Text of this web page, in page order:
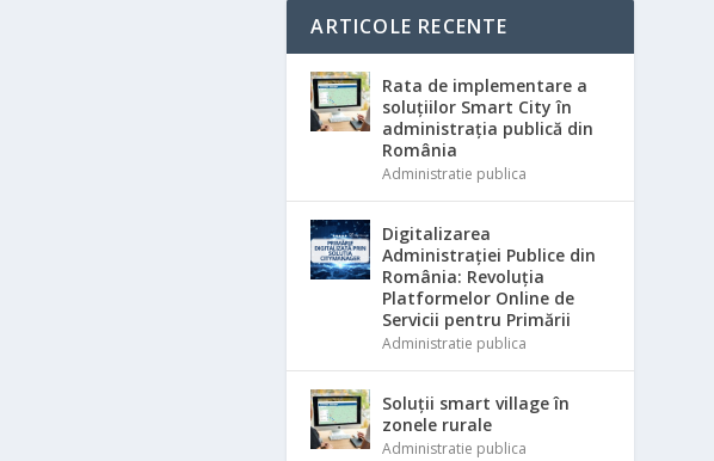
ARTICOLE RECENTE
Rata de implementare a
soluțiilor Smart City în
administrația publică din
România
Administratie publica
Digitalizarea
Administrației Publice din
România: Revoluția
Platformelor Online de
Servicii pentru Primării
Administratie publica
Soluții smart village în
zonele rurale
Administratie publica